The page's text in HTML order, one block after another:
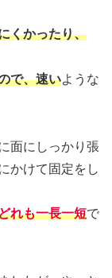
くかったり、
で、速いような
面にしっかり張
かけて固定をし
れも一長一短で